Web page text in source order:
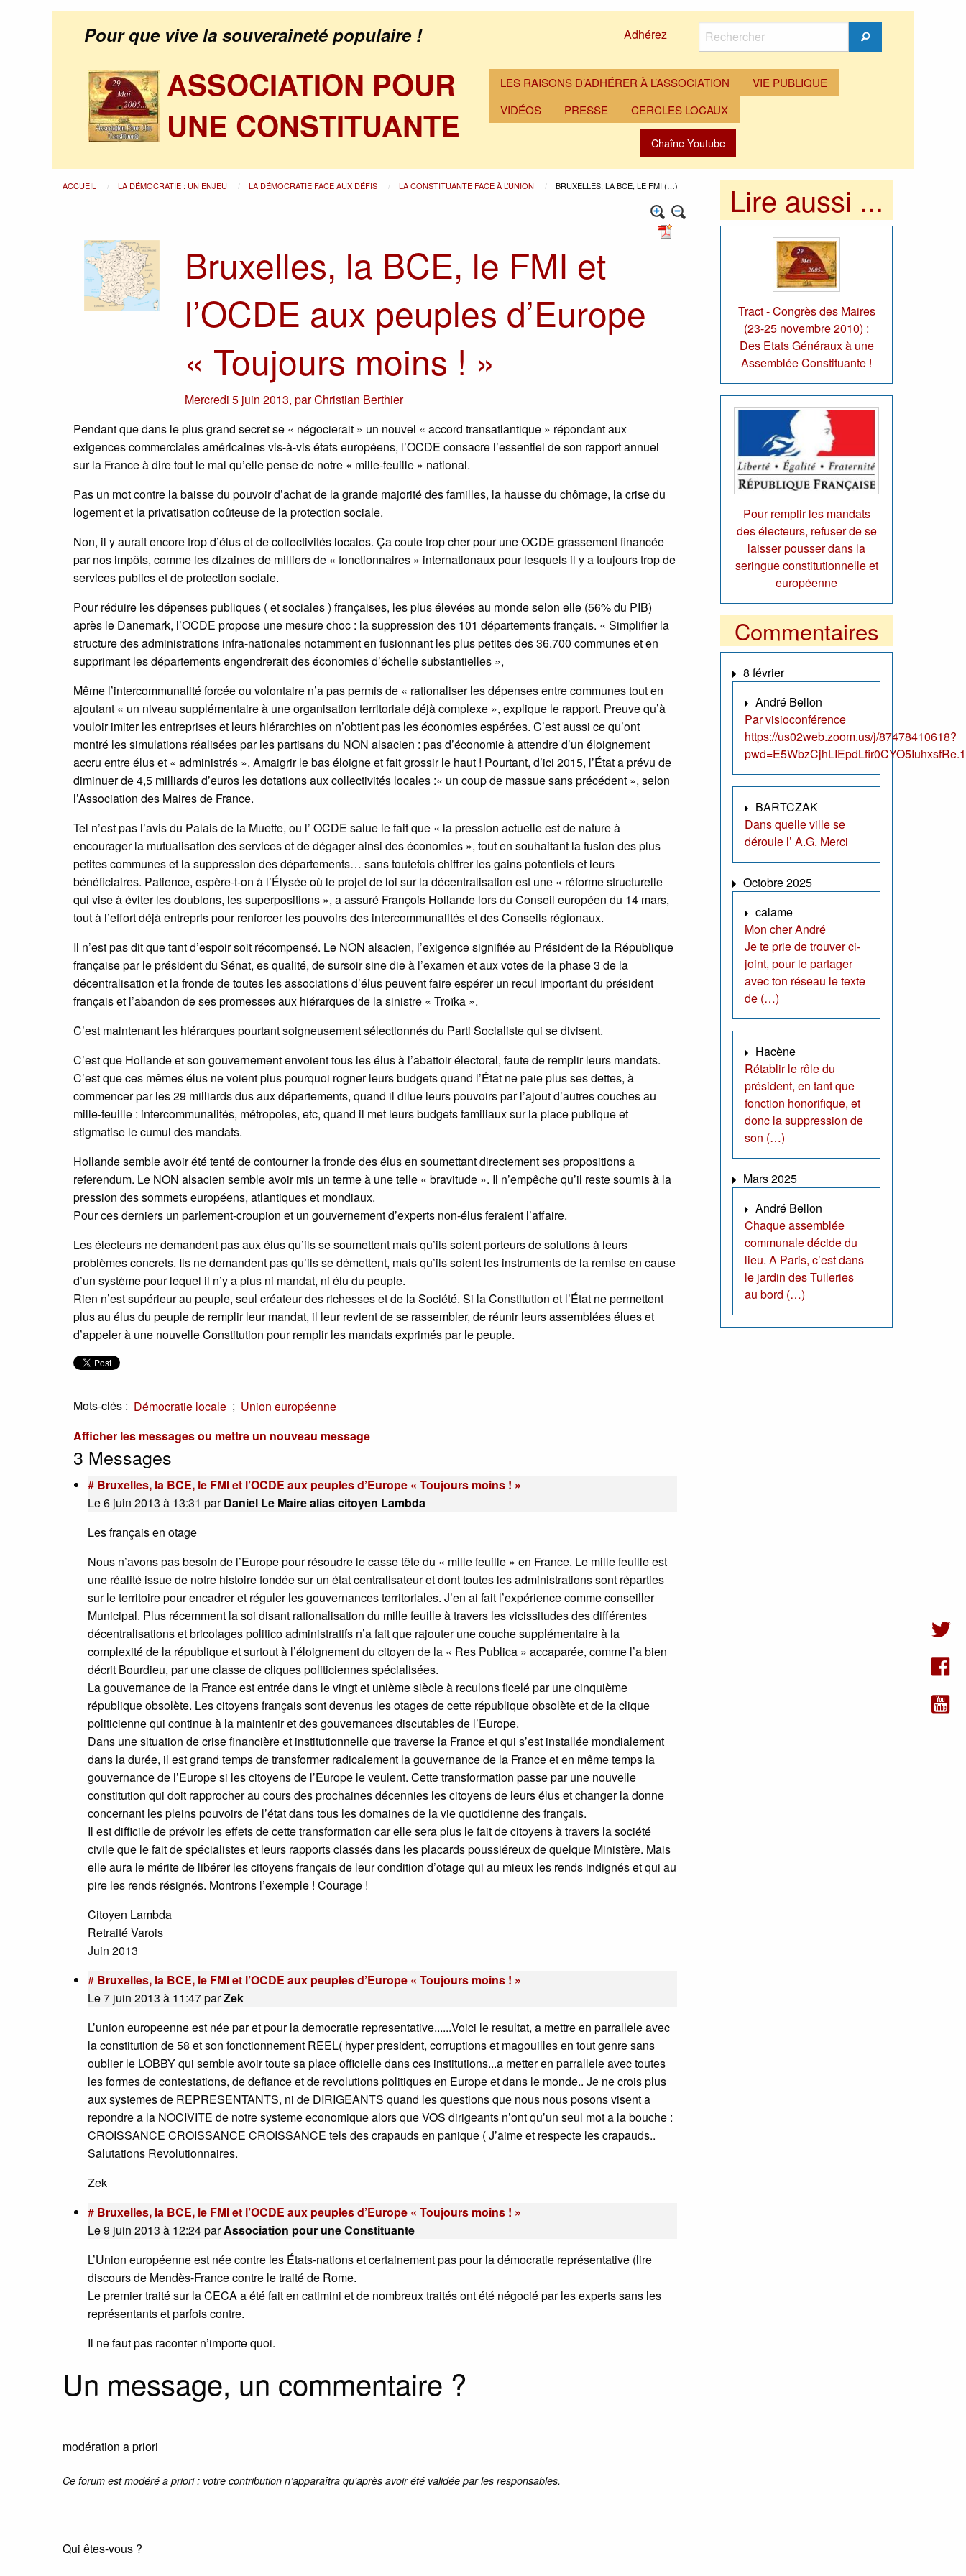
Pour que vive la souveraineté populaire ! Adhérez
Rechercher
Rechercher
ASSOCIATION POUR
UNE CONSTITUANTE
LES RAISONS D’ADHÉRER À L’ASSOCIATION
VIE PUBLIQUE
VIDÉOS
PRESSE CERCLES LOCAUX
Chaîne Youtube
ACCUEIL LA DÉMOCRATIE : UN ENJEU LA DÉMOCRATIE FACE AUX DÉFIS LA CONSTITUANTE FACE À L’UNION BRUXELLES, LA BCE, LE FMI (…)
Bruxelles, la BCE, le FMI et
l’OCDE aux peuples d’Europe
« Toujours moins ! »
Mercredi 5 juin 2013,parChristian Berthier
Pendant que dans le plus grand secret se « négocierait » un nouvel « accord transatlantique » répondant aux
exigences commerciales américaines vis-à-vis états européens, l’OCDE consacre l’essentiel de son rapport annuel
sur la France à dire tout le mal qu’elle pense de notre « mille-feuille » national.
Pas un mot contre la baisse du pouvoir d’achat de la grande majorité des familles, la hausse du chômage, la crise du
logement et la privatisation coûteuse de la protection sociale.
Non, il y aurait encore trop d’élus et de collectivités locales. Ça coute trop cher pour une OCDE grassement financée
par nos impôts, comme les dizaines de milliers de « fonctionnaires » internationaux pour lesquels il y a toujours trop de
services publics et de protection sociale.
Pour réduire les dépenses publiques ( et sociales ) françaises, les plus élevées au monde selon elle (56% du PIB)
après le Danemark, l’OCDE propose une mesure choc : la suppression des 101 départements français. « Simplifier la
structure des administrations infra-nationales notamment en fusionnant les plus petites des 36.700 communes et en
supprimant les départements engendrerait des économies d’échelle substantielles »,
Même l’intercommunalité forcée ou volontaire n’a pas permis de « rationaliser les dépenses entre communes tout en
ajoutant « un niveau supplémentaire à une organisation territoriale déjà complexe », explique le rapport. Preuve qu’à
vouloir imiter les entreprises et leurs hiérarchies on n’obtient pas les économies espérées. C’est aussi ce qu’ont
montré les simulations réalisées par les partisans du NON alsacien : pas d’économie à attendre d’un éloignement
accru entre élus et « administrés ». Amaigrir le bas éloigne et fait grossir le haut ! Pourtant, d’ici 2015, l’État a prévu de
diminuer de 4,5 milliards d’euros les dotations aux collectivités locales :« un coup de massue sans précédent », selon
l’Association des Maires de France.
Tel n’est pas l’avis du Palais de la Muette, ou l’ OCDE salue le fait que « la pression actuelle est de nature à
encourager la mutualisation des services et de dégager ainsi des économies », tout en souhaitant la fusion des plus
petites communes et la suppression des départements… sans toutefois chiffrer les gains potentiels et leurs
bénéficiaires. Patience, espère-t-on à l’Élysée où le projet de loi sur la décentralisation est une « réforme structurelle
qui vise à éviter les doublons, les superpositions », a assuré François Hollande lors du Conseil européen du 14 mars,
tout à l’effort déjà entrepris pour renforcer les pouvoirs des intercommunalités et des Conseils régionaux.
Il n’est pas dit que tant d’espoir soit récompensé. Le NON alsacien, l’exigence signifiée au Président de la République
française par le président du Sénat, es qualité, de sursoir sine die à l’examen et aux votes de la phase 3 de la
décentralisation et la fronde de toutes les associations d’élus peuvent faire espérer un recul important du président
français et l’abandon de ses promesses aux hiérarques de la sinistre « Troïka ».
C’est maintenant les hiérarques pourtant soigneusement sélectionnés du Parti Socialiste qui se divisent.
C’est que Hollande et son gouvernement envoient tous les élus à l’abattoir électoral, faute de remplir leurs mandats.
C’est que ces mêmes élus ne voient plus pourquoi rogner leurs budgets quand l’État ne paie plus ses dettes, à
commencer par les 29 milliards dus aux départements, quand il dilue leurs pouvoirs par l’ajout d’autres couches au
mille-feuille : intercommunalités, métropoles, etc, quand il met leurs budgets familiaux sur la place publique et
stigmatise le cumul des mandats.
Hollande semble avoir été tenté de contourner la fronde des élus en soumettant directement ses propositions a
referendum. Le NON alsacien semble avoir mis un terme à une telle « bravitude ». Il n’empêche qu’il reste soumis à la
pression des sommets européens, atlantiques et mondiaux.
Pour ces derniers un parlement-croupion et un gouvernement d’experts non-élus feraient l’affaire.
Les électeurs ne demandent pas aux élus qu’ils se soumettent mais qu’ils soient porteurs de solutions à leurs
problèmes concrets. Ils ne demandent pas qu’ils se démettent, mais qu’ils soient les instruments de la remise en cause
d’un système pour lequel il n’y a plus ni mandat, ni élu du peuple.
Rien n’est supérieur au peuple, seul créateur des richesses et de la Société. Si la Constitution et l’État ne permettent
plus au élus du peuple de remplir leur mandat, il leur revient de se rassembler, de réunir leurs assemblées élues et
d’appeler à une nouvelle Constitution pour remplir les mandats exprimés par le peuple.
Mots-clés : Démocratie locale ; Union européenne
Afficher les messages ou mettre un nouveau message
3 Messages
# Bruxelles, la BCE, le FMI et l’OCDE aux peuples d’Europe « Toujours moins ! »
Le 6 juin 2013 à 13:31 parDaniel Le Maire alias citoyen Lambda
Les français en otage
Nous n’avons pas besoin de l’Europe pour résoudre le casse tête du « mille feuille » en France. Le mille feuille est
une réalité issue de notre histoire fondée sur un état centralisateur et dont toutes les administrations sont réparties
sur le territoire pour encadrer et réguler les gouvernances territoriales. J’en ai fait l’expérience comme conseiller
Municipal. Plus récemment la soi disant rationalisation du mille feuille à travers les vicissitudes des différentes
décentralisations et bricolages politico administratifs n’a fait que rajouter une couche supplémentaire à la
complexité de la république et surtout à l’éloignement du citoyen de la « Res Publica » accaparée, comme l’a bien
décrit Bourdieu, par une classe de cliques politiciennes spécialisées.
La gouvernance de la France est entrée dans le vingt et unième siècle à reculons ficelé par une cinquième
république obsolète. Les citoyens français sont devenus les otages de cette république obsolète et de la clique
politicienne qui continue à la maintenir et des gouvernances discutables de l’Europe.
Dans une situation de crise financière et institutionnelle que traverse la France et qui s’est installée mondialement
dans la durée, il est grand temps de transformer radicalement la gouvernance de la France et en même temps la
gouvernance de l’Europe si les citoyens de l’Europe le veulent. Cette transformation passe par une nouvelle
constitution qui doit rapprocher au cours des prochaines décennies les citoyens de leurs élus et changer la donne
concernant les pleins pouvoirs de l’état dans tous les domaines de la vie quotidienne des français.
Il est difficile de prévoir les effets de cette transformation car elle sera plus le fait de citoyens à travers la société
civile que le fait de spécialistes et leurs rapports classés dans les placards poussiéreux de quelque Ministère. Mais
elle aura le mérite de libérer les citoyens français de leur condition d’otage qui au mieux les rends indignés et qui au
pire les rends résignés. Montrons l’exemple ! Courage !
Citoyen Lambda
Retraité Varois
Juin 2013
# Bruxelles, la BCE, le FMI et l’OCDE aux peuples d’Europe « Toujours moins ! »
Le 7 juin 2013 à 11:47parZek
L’union europeenne est née par et pour la democratie representative......Voici le resultat, a mettre en parrallele avec
la constitution de 58 et son fonctionnement REEL( hyper president, corruptions et magouilles en tout genre sans
oublier le LOBBY qui semble avoir toute sa place officielle dans ces institutions...a metter en parrallele avec toutes
les formes de contestations, de defiance et de revolutions politiques en Europe et dans le monde.. Je ne crois plus
aux systemes de REPRESENTANTS, ni de DIRIGEANTS quand les questions que nous nous posons visent a
repondre a la NOCIVITE de notre systeme economique alors que VOS dirigeants n’ont qu’un seul mot a la bouche :
CROISSANCE CROISSANCE CROISSANCE tels des crapauds en panique ( J’aime et respecte les crapauds..
Salutations Revolutionnaires.
Zek
# Bruxelles, la BCE, le FMI et l’OCDE aux peuples d’Europe « Toujours moins ! »
Le 9 juin 2013 à 12:24parAssociation pour une Constituante
L’Union européenne est née contre les États-nations et certainement pas pour la démocratie représentative (lire
discours de Mendès-France contre le traité de Rome.
Le premier traité sur la CECA a été fait en catimini et de nombreux traités ont été négocié par les experts sans les
représentants et parfois contre.
Il ne faut pas raconter n’importe quoi.
Un message, un commentaire ?
modération a priori
Ce forum est modéré a priori : votre contribution n’apparaîtra qu’après avoir été validée par les responsables.
Qui êtes-vous ?
Lire aussi ...
Tract - Congrès des Maires
(23-25 novembre 2010) :
Des Etats Généraux à une
Assemblée Constituante !
Pour remplir les mandats
des électeurs, refuser de se
laisser pousser dans la
seringue constitutionnelle et
européenne
Commentaires
8 février
André Bellon
Par visioconférence
https://us02web.zoom.us/j/87478410618?
BARTCZAK
Dans quelle ville se
déroule l’ A.G. Merci
Octobre 2025
calame
Mon cher André
Je te prie de trouver ci-
joint, pour le partager
avec ton réseau le texte
de (…)
Hacène
Rétablir le rôle du
président, en tant que
fonction honorifique, et
donc la suppression de
son (…)
Mars 2025
André Bellon
Chaque assemblée
communale décide du
lieu. A Paris, c’est dans
le jardin des Tuileries
au bord (…)